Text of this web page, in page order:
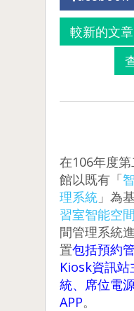
較新的文章
在106年度
館以既有「
理系統 」為
習室智能空
間管理系統
置包括預約
Kiosk資訊
統、席位電
APP。